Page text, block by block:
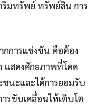
ริมทรัพย์ ทรัพย์สิน การ
กการแข่งขัน คือต้อง
แสดงศักยภาพที่โดด
ชนะและได้การยอมรับ
รขับเคลื่อนให้เติบโต